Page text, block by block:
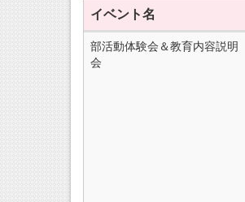
イベント名
部活動体験会＆教育内容説明
会